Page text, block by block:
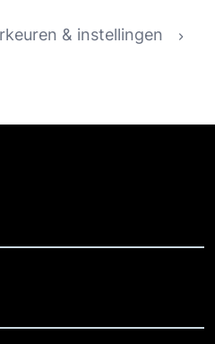
& instellingen